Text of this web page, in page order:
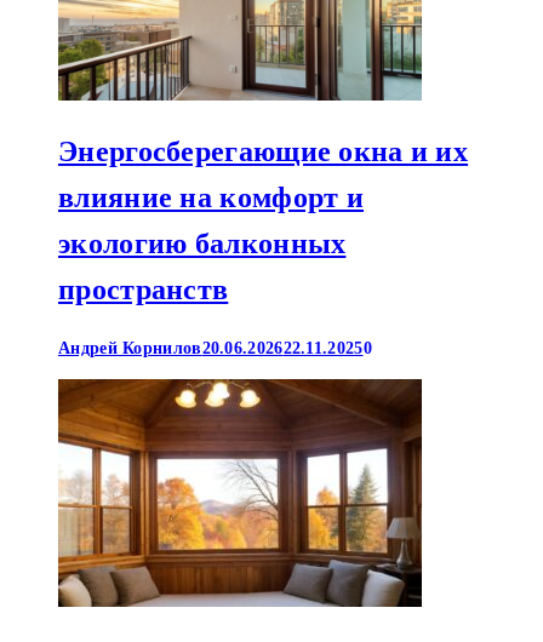
Энергосберегающие окна и их
влияние на комфорт и
экологию балконных
пространств
Андрей Корнилов20.06.202622.11.20250